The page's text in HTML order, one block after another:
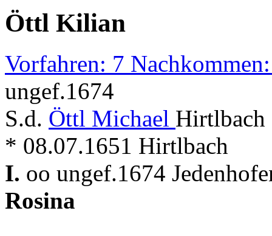
Öttl Kilian
Vorfahren: 7
ungef.1674
S.d. Öttl Michael
* 08.07.1651 Hirtlbach
I. oo ungef.1674
Rosina